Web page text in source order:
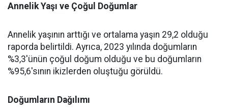
Annelik Yaşı ve Çoğul Doğumlar
Annelik yaşının arttığı ve ortalama yaşın 29,2 olduğu
raporda belirtildi. Ayrıca, 2023 yılında doğumların
%3,3'ünün çoğul doğum olduğu ve bu doğumların
%95,6'sının ikizlerden oluştuğu görüldü.
Doğumların Dağılımı